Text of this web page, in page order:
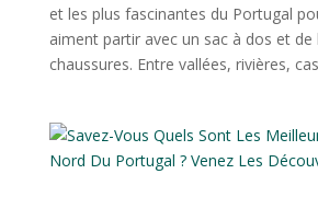
et les plus fascinantes du Portugal
aiment partir avec un sac à dos et de
chaussures. Entre vallées, rivières,